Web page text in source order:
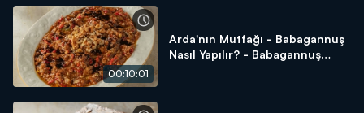
00:10:01
Arda'nın Mutfağı - Babagannuş
Nasıl Yapılır? - Babagannuş